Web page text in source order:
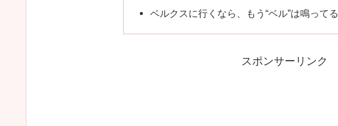
ベルクスに行くなら、もう“ベル”は鳴ってる
スポンサーリンク